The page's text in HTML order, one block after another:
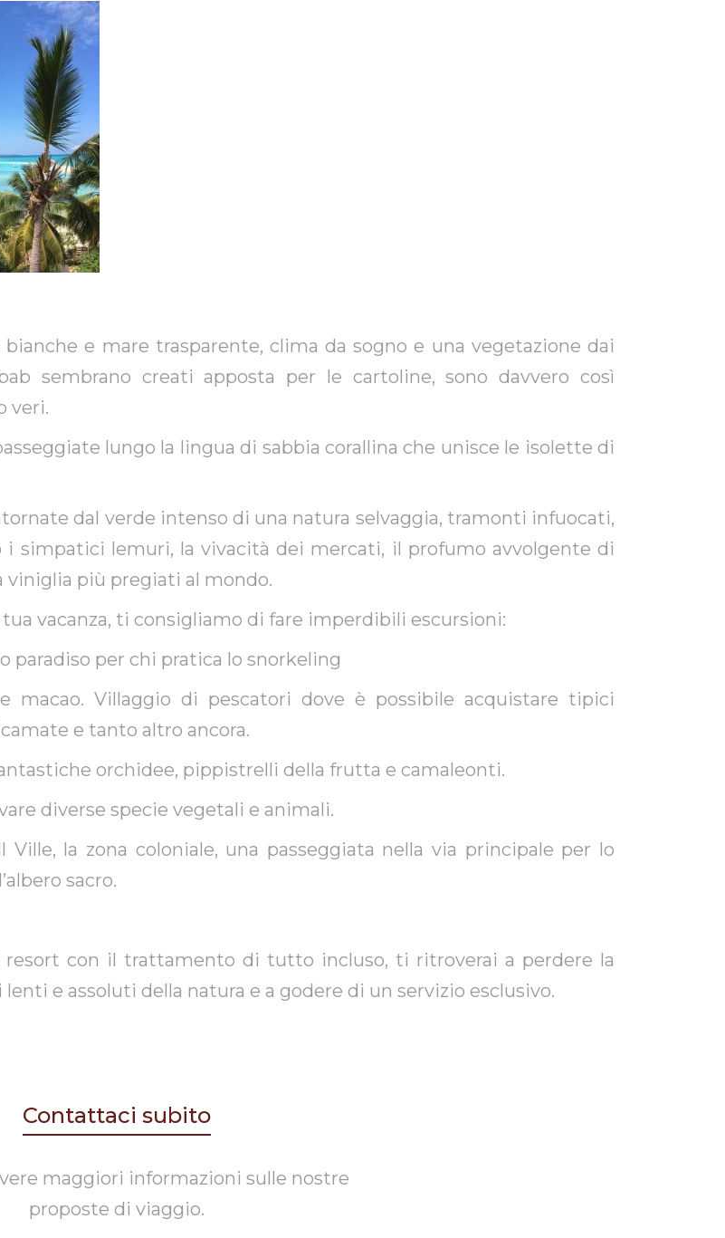
e mare trasparente, clima da sogno e una vegetazione dai
sembrano creati apposta per le cartoline, sono davvero così
veri.
lungo la lingua di sabbia corallina che unisce le isolette di
dal verde intenso di una natura selvaggia, tramonti infuocati,
simpatici lemuri, la vivacità dei mercati, il profumo avvolgente di
viniglia più pregiati al mondo.
vacanza, ti consigliamo di fare imperdibili escursioni:
paradiso per chi pratica lo snorkeling
macao. Villaggio di pescatori dove è possibile acquistare tipici
e tanto altro ancora.
orchidee, pippistrelli della frutta e camaleonti.
diverse specie vegetali e animali.
la zona coloniale, una passeggiata nella via principale per lo
sacro.
con il trattamento di tutto incluso, ti ritroverai a perdere la
e assoluti della natura e a godere di un servizio esclusivo.
Contattaci subito
maggiori informazioni sulle nostre
proposte di viaggio.